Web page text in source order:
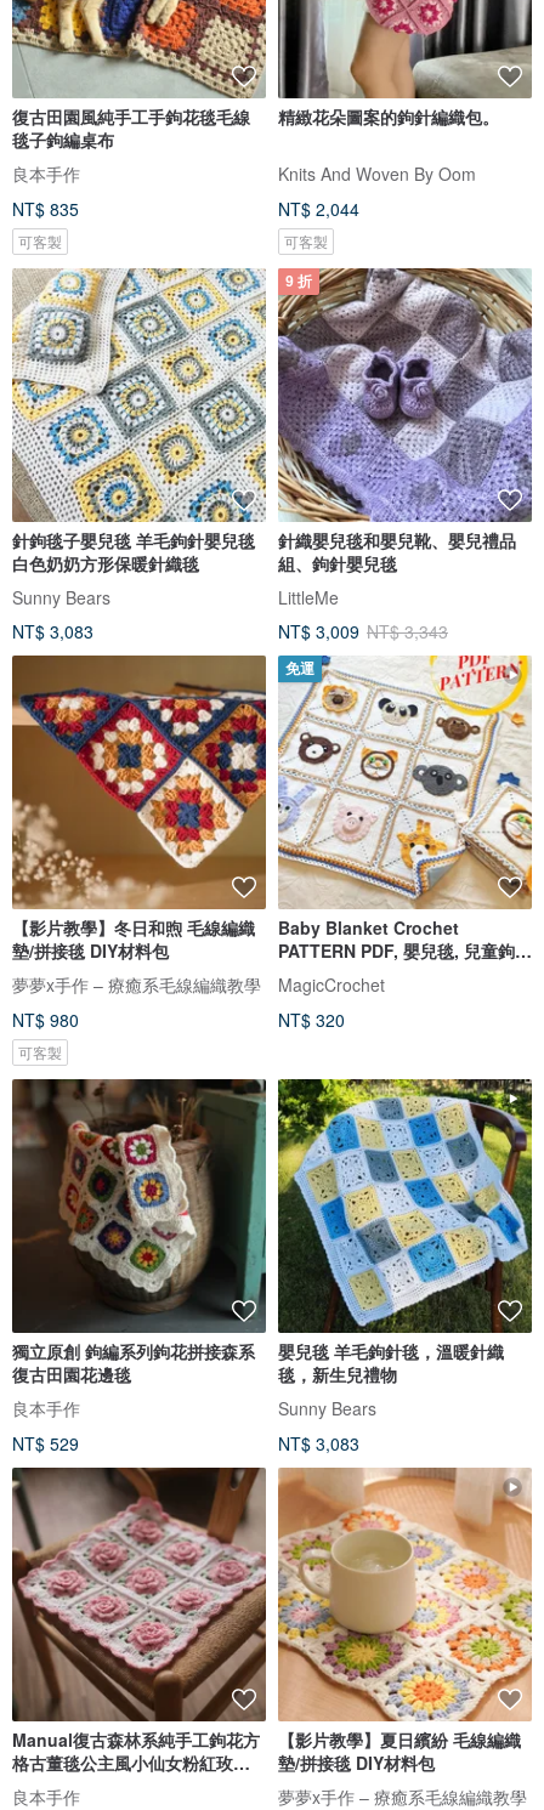
復古田園風純手工手鉤花毯毛線
毯子鉤編桌布
良本手作
NT$ 835
可客製
精緻花朵圖案的鉤針編織包。
Knits And Woven By Oom
NT$ 2,044
可客製
針鉤毯子嬰兒毯 羊毛鉤針嬰兒毯
白色奶奶方形保暖針織毯
Sunny Bears
NT$ 3,083
9 折
針織嬰兒毯和嬰兒靴、嬰兒禮品
組、鉤針嬰兒毯
LittleMe
NT$ 3,009 NT$ 3,343
【影片教學】冬日和煦 毛線編織
墊/拼接毯 DIY材料包
夢夢x手作 – 療癒系毛線編織教學
NT$ 980
可客製
免運
Baby Blanket Crochet
PATTERN PDF, 嬰兒毯, 兒童鉤針
毯, 針織毯
MagicCrochet
NT$ 320
獨立原創 鉤編系列鉤花拼接森系
復古田園花邊毯
良本手作
NT$ 529
嬰兒毯 羊毛鉤針毯，溫暖針織
毯，新生兒禮物
Sunny Bears
NT$ 3,083
Manual復古森林系純手工鉤花方
格古董毯公主風小仙女粉紅玫瑰
毯
良本手作
【影片教學】夏日繽紛 毛線編織
墊/拼接毯 DIY材料包
夢夢x手作 – 療癒系毛線編織教學